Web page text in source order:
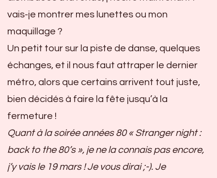
vais-je montrer mes lunettes ou mon
maquillage ?
Un petit tour sur la piste de danse, quelques
échanges, et il nous faut attraper le dernier
métro, alors que certains arrivent tout juste,
bien décidés à faire la fête jusqu’à la
fermeture !
Quant à la soirée années 80 « Stranger night :
back to the 80’s », je ne la connais pas encore,
j’y vais le 19 mars ! Je vous dirai ;-). Je